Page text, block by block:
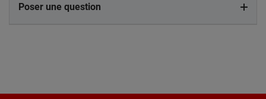
Poser une question